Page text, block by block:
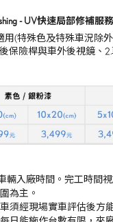
- UV快速局部修補服
用(特殊色及特殊車況除外
保險桿與車外後視鏡、
輛入廠時間。完工時間
為主。
須經現場實車評估後方